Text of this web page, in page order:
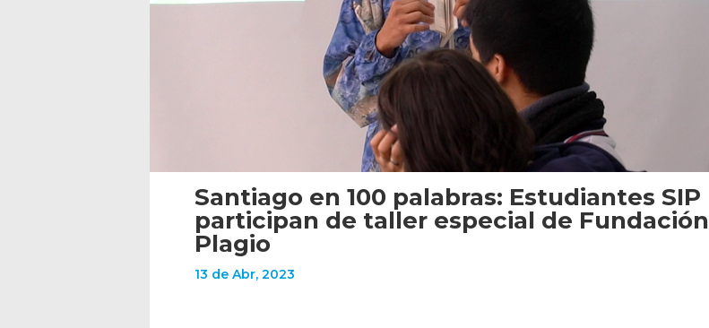
Santiago en 100 palabras: Estudiantes SIP
participan de taller especial de Fundación
Plagio
13 de Abr, 2023